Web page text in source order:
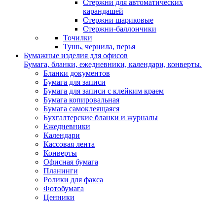
Стержни для автоматических
карандашей
Стержни шариковые
Стержни-баллончики
Точилки
Тушь, чернила, перья
Бумажные изделия для офисов
Бумага, бланки, ежедневники, календари, конверты.
Бланки документов
Бумага для записи
Бумага для записи с клейким краем
Бумага копировальная
Бумага самоклеящаяся
Бухгалтерские бланки и журналы
Ежедневники
Календари
Кассовая лента
Конверты
Офисная бумага
Планинги
Ролики для факса
Фотобумага
Ценники